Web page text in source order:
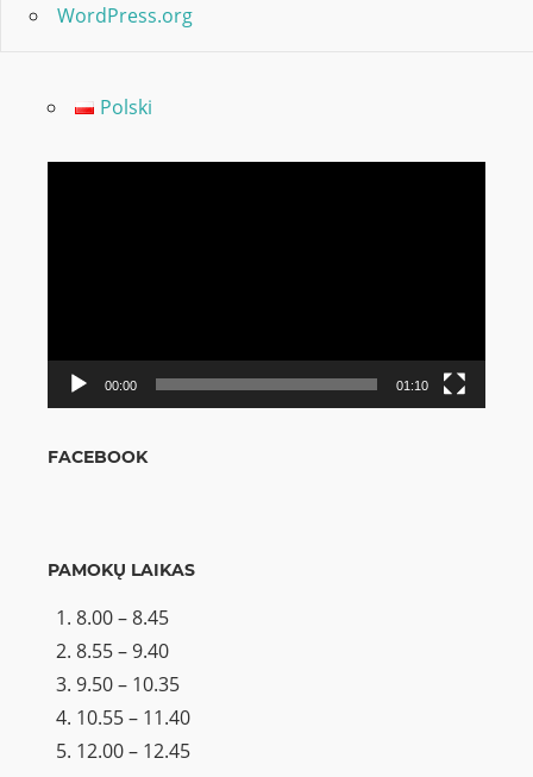
WordPress.org
Polski
00:00 01:10
FACEBOOK
PAMOKŲ LAIKAS
8.00 – 8.45
8.55 – 9.40
9.50 – 10.35
10.55 – 11.40
12.00 – 12.45